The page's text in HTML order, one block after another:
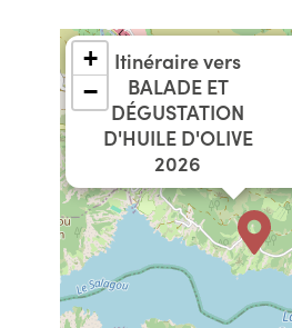
Itinéraire vers
BALADE ET
DÉGUSTATION
D'HUILE D'OLIVE
2026
+
−